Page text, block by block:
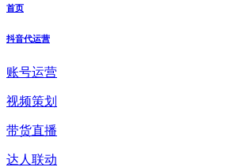
首页
抖音代运营
账号运营
视频策划
带货直播
达人联动